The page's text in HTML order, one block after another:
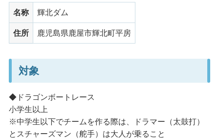
名称 輝北ダム
住所 鹿児島県鹿屋市輝北町平房
対象
◆ドラゴンボートレース
小学生以上
※中学生以下でチームを作る際は、ドラマー（太鼓打）
とスチャーズマン（舵手）は大人が乗ること